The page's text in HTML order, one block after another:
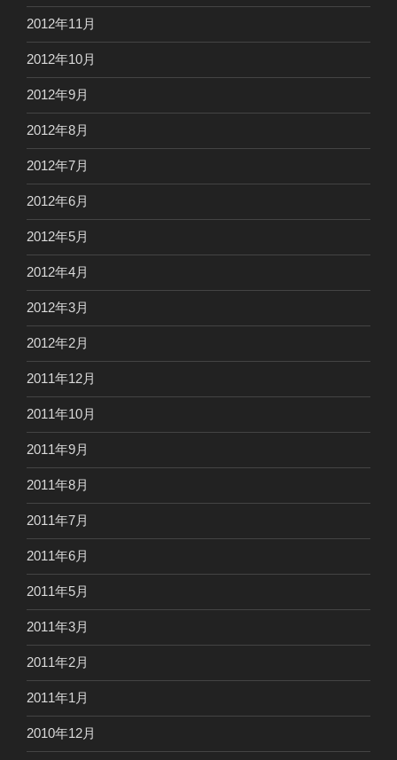
2012年11月
2012年10月
2012年9月
2012年8月
2012年7月
2012年6月
2012年5月
2012年4月
2012年3月
2012年2月
2011年12月
2011年10月
2011年9月
2011年8月
2011年7月
2011年6月
2011年5月
2011年3月
2011年2月
2011年1月
2010年12月